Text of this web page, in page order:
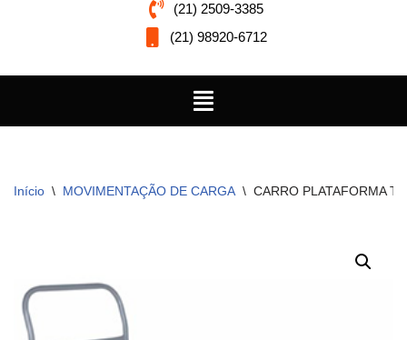
(21) 2509-3385
(21) 98920-6712
Início \ MOVIMENTAÇÃO DE CARGA \ CARRO PLATAFORMA